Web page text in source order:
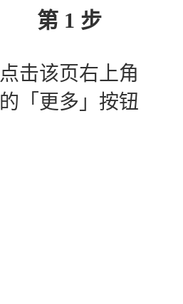
第 1 步
点击该页右上角
的「更多」按钮